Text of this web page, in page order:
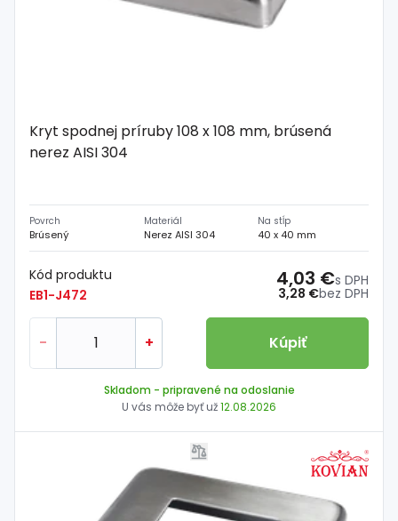
Kryt spodnej príruby 108 x 108 mm, brúsená
nerez AISI 304
Povrch
Brúsený
Materiál
Nerez AISI 304
Na stĺp
40 x 40 mm
Kód produktu
EB1-J472
3,28 €bez DPH
4,03 €s DPH
- + Kúpiť
Skladom - pripravené na odoslanie
U vás môže byť už12.08.2026